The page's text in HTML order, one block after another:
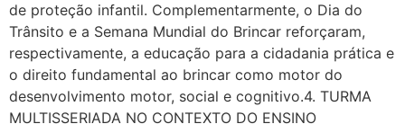
de proteção infantil. Complementarmente, o Dia do
Trânsito e a Semana Mundial do Brincar reforçaram,
respectivamente, a educação para a cidadania prática e
o direito fundamental ao brincar como motor do
desenvolvimento motor, social e cognitivo.4. TURMA
MULTISSERIADA NO CONTEXTO DO ENSINO